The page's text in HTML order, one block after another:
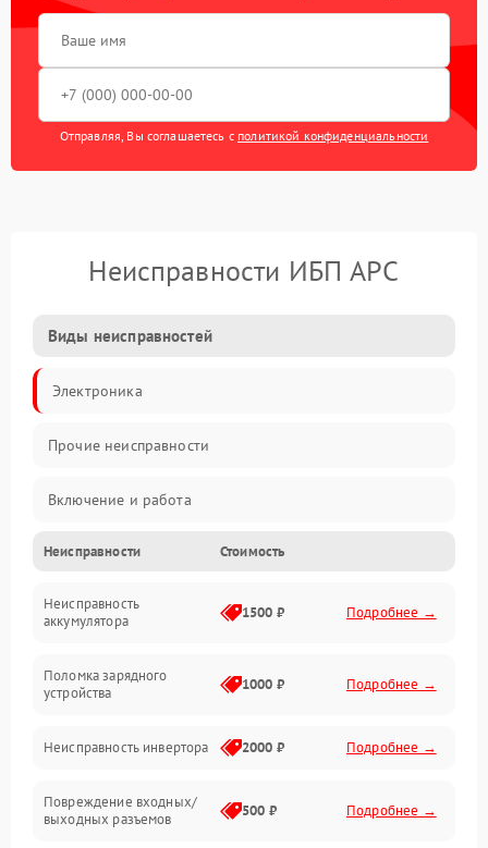
Отправляя, Вы соглашаетесь с политикой конфиденциальности
Неисправности ИБП APC
Виды неисправностей
Электроника
Прочие неисправности
Включение и работа
Работа с нагрузкой
Звук и индикация
Механические повреждения
Неисправности Стоимость
Неисправность
аккумулятора
1500 ₽ Подробнее →
Поломка зарядного
устройства
1000 ₽ Подробнее →
Неисправность инвертора 2000 ₽ Подробнее →
Повреждение входных/
выходных разъемов
500 ₽ Подробнее →